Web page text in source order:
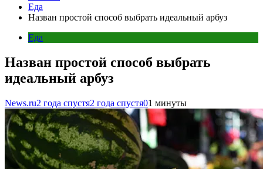
Еда
Назван простой способ выбрать идеальный арбуз
Еда
Назван простой способ выбрать
идеальный арбуз
News.ru2 года спустя2 года спустя01 минуты